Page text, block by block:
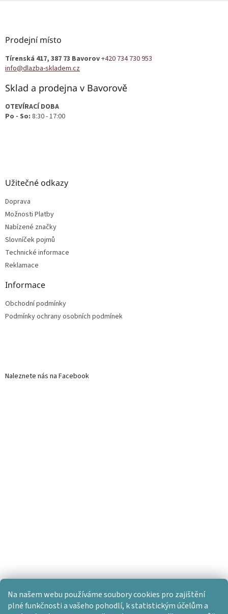
Na našem webu používáme soubory cookies pro zajištění
plné funkčnosti a vašeho pohodlí, k statistickým účelům a
Z
Prodejní místo
Tírenská 417, 387 73 Bavorov+420 734 730 953
info@dlazba-skladem.cz
Sklad a prodejna v Bavorově
OTEVÍRACÍ DOBA
Po - So: 8:30 - 17:00
Užitečné odkazy
Doprava
Možnosti Platby
Nabízené značky
Slovníček pojmů
Technické informace
Reklamace
Informace
Obchodní podmínky
Podmínky ochrany osobních podmínek
Naleznete nás na Facebook